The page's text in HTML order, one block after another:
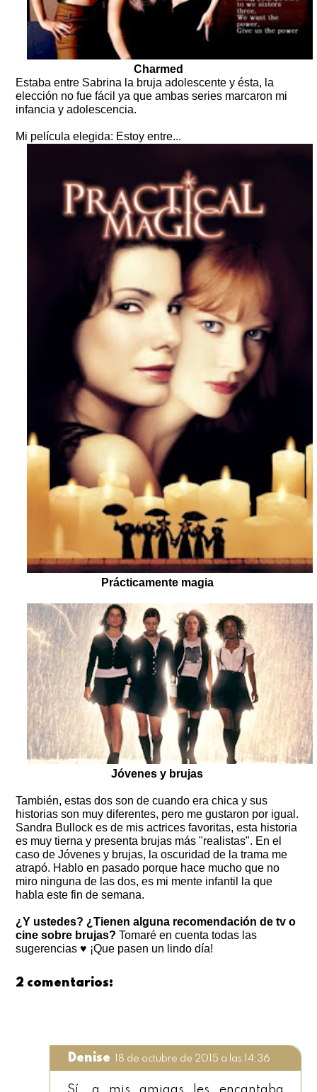
Charmed
Estaba entre Sabrina la bruja adolescente y ésta, la
elección no fue fácil ya que ambas series marcaron mi
infancia y adolescencia.
Mi película elegida: Estoy entre...
Prácticamente magia
Jóvenes y brujas
También, estas dos son de cuando era chica y sus
historias son muy diferentes, pero me gustaron por igual.
Sandra Bullock es de mis actrices favoritas, esta historia
es muy tierna y presenta brujas más "realistas". En el
caso de Jóvenes y brujas, la oscuridad de la trama me
atrapó. Hablo en pasado porque hace mucho que no
miro ninguna de las dos, es mi mente infantil la que
habla este fin de semana.
¿Y ustedes? ¿Tienen alguna recomendación de tv o
cine sobre brujas? Tomaré en cuenta todas las
sugerencias ♥ ¡Que pasen un lindo día!
2 comentarios:
Denise 18 de octubre de 2015 a las 14:36